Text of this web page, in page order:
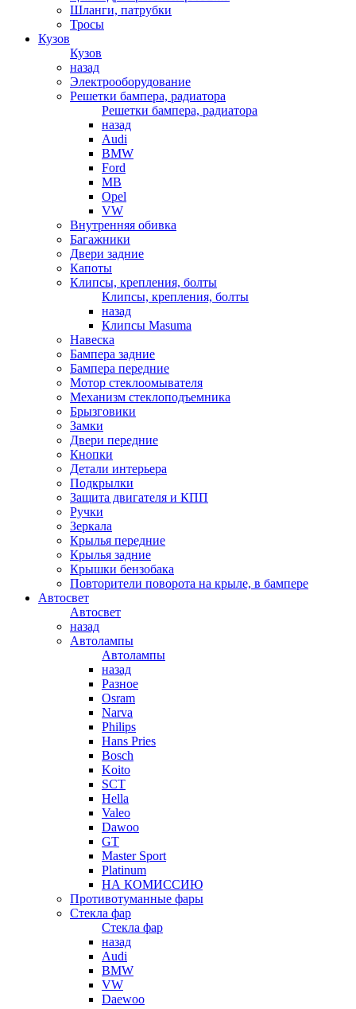
Шланги, патрубки
Тросы
Кузов
Кузов
назад
Электрооборудование
Решетки бампера, радиатора
Решетки бампера, радиатора
назад
Audi
BMW
Ford
MB
Opel
VW
Внутренняя обивка
Багажники
Двери задние
Капоты
Клипсы, крепления, болты
Клипсы, крепления, болты
назад
Клипсы Masuma
Навеска
Бампера задние
Бампера передние
Мотор стеклоомывателя
Механизм стеклоподъемника
Брызговики
Замки
Двери передние
Кнопки
Детали интерьера
Подкрылки
Защита двигателя и КПП
Ручки
Зеркала
Крылья передние
Крылья задние
Крышки бензобака
Повторители поворота на крыле, в бампере
Автосвет
Автосвет
назад
Автолампы
Автолампы
назад
Разное
Osram
Narva
Philips
Hans Pries
Bosch
Koito
SCT
Hella
Valeo
Dawoo
GT
Master Sport
Platinum
НА КОМИССИЮ
Противотуманные фары
Стекла фар
Стекла фар
назад
Audi
BMW
VW
Daewoo